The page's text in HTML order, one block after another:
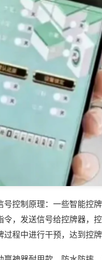
号控制原理：一些智能控
令，发送信号给控牌器，
程中进行干预，达到控牌